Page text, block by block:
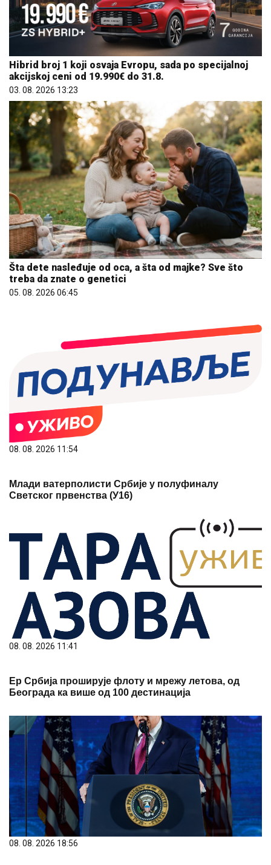
Hibrid broj 1 koji osvaja Evropu, sada po specijalnoj
akcijskoj ceni od 19.990€ do 31.8.
03. 08. 2026 13:23
Šta dete nasleđuje od oca, a šta od majke? Sve što
treba da znate o genetici
05. 08. 2026 06:45
08. 08. 2026 11:54
Млади ватерполисти Србије у полуфиналу
Светског првенства (У16)
08. 08. 2026 11:41
Ер Србија проширује флоту и мрежу летова, од
Београда ка више од 100 дестинација
08. 08. 2026 18:56